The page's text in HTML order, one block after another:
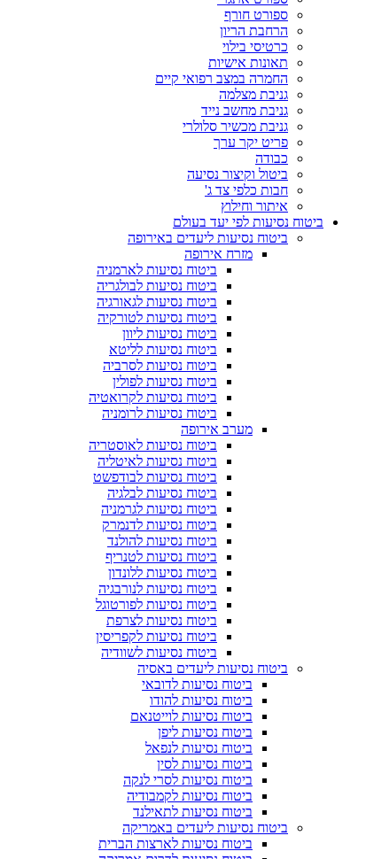
ספורט חורף
הרחבת הריון
כרטיסי בילוי
תאונות אישיות
החמרה במצב רפואי קיים
גניבת מצלמה
גניבת מחשב נייד
גניבת מכשיר סלולרי
פריט יקר ערך
כבודה
ביטול וקיצור נסיעה
חבות כלפי צד ג'
איתור וחילוץ
ביטוח נסיעות לפי יעד בעולם
ביטוח נסיעות ליעדים באירופה
מזרח אירופה
ביטוח נסיעות לארמניה
ביטוח נסיעות לבולגריה
ביטוח נסיעות לגאורגיה
ביטוח נסיעות לטורקיה
ביטוח נסיעות ליוון
ביטוח נסיעות לליטא
ביטוח נסיעות לסרביה
ביטוח נסיעות לפולין
ביטוח נסיעות לקרואטיה
ביטוח נסיעות לרומניה
מערב אירופה
ביטוח נסיעות לאוסטריה
ביטוח נסיעות לאיטליה
ביטוח נסיעות לבודפשט
ביטוח נסיעות לבלגיה
ביטוח נסיעות לגרמניה
ביטוח נסיעות לדנמרק
ביטוח נסיעות להולנד
ביטוח נסיעות לטנריף
ביטוח נסיעות ללונדון
ביטוח נסיעות לנורבגיה
ביטוח נסיעות לפורטוגל
ביטוח נסיעות לצרפת
ביטוח נסיעות לקפריסין
ביטוח נסיעות לשוודיה
ביטוח נסיעות ליעדים באסיה
ביטוח נסיעות לדובאי
ביטוח נסיעות להודו
ביטוח נסיעות לוייטנאם
ביטוח נסיעות ליפן
ביטוח נסיעות לנפאל
ביטוח נסיעות לסין
ביטוח נסיעות לסרי לנקה
ביטוח נסיעות לקמבודיה
ביטוח נסיעות לתאילנד
ביטוח נסיעות ליעדים באמריקה
ביטוח נסיעות לארצות הברית